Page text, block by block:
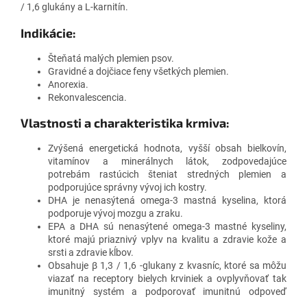
/ 1,6 glukány a L-karnitín.
Indikácie:
Šteňatá malých plemien psov.
Gravidné a dojčiace feny všetkých plemien.
Anorexia.
Rekonvalescencia.
Vlastnosti a charakteristika krmiva:
Zvýšená energetická hodnota, vyšší obsah bielkovín,
vitamínov a minerálnych látok, zodpovedajúce
potrebám rastúcich šteniat stredných plemien a
podporujúce správny vývoj ich kostry.
DHA je nenasýtená omega-3 mastná kyselina, ktorá
podporuje vývoj mozgu a zraku.
EPA a DHA sú nenasýtené omega-3 mastné kyseliny,
ktoré majú priaznivý vplyv na kvalitu a zdravie kože a
srsti a zdravie kĺbov.
Obsahuje β 1,3 / 1,6 -glukany z kvasníc, ktoré sa môžu
viazať na receptory bielych krviniek a ovplyvňovať tak
imunitný systém a podporovať imunitnú odpoveď